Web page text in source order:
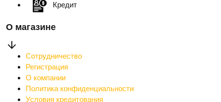
Кредит
О магазине
Сотрудничество
Регистрация
О компании
Политика конфиденциальности
Условия кредитования